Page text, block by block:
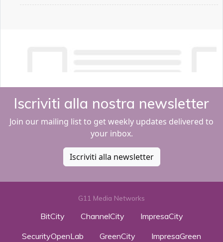
Iscriviti alla nostra newsletter
Join our mailing list to get weekly updates delivered to
your inbox.
Iscriviti alla newsletter
G11 Media Networks
BitCity ChannelCity
ImpresaCity
SecurityOpenLab
GreenCity
ImpresaGreen